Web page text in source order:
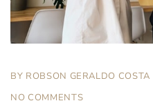
BY ROBSON GERALDO COSTA
NO COMMENTS